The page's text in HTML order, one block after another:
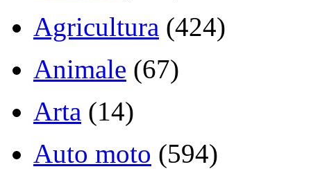
Agricultura (424)
Animale (67)
Arta (14)
Auto moto (594)